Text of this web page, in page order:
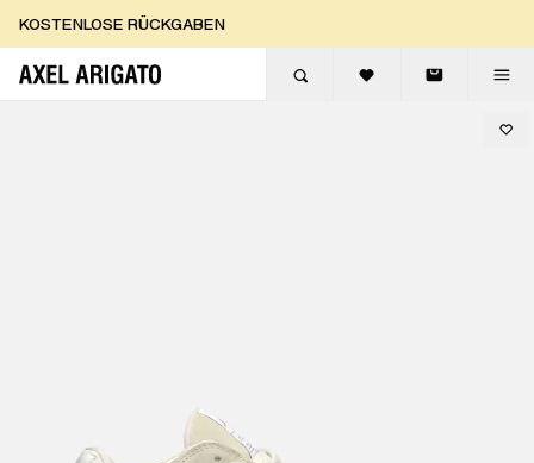
Zum Inhalt springen
KOSTENLOSE RÜCKGABEN
KOSTENLOSE EXPRESSLIEFERUNG